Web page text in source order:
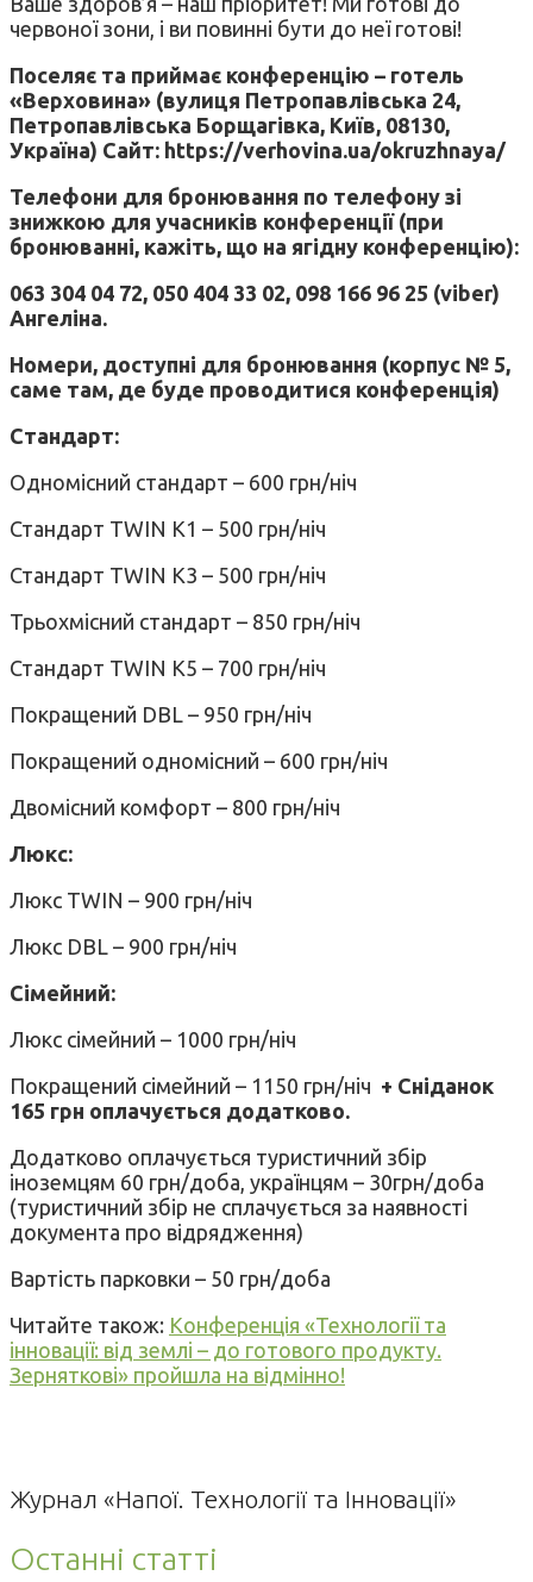
червоної зони, і ви повинні бути до неї готові!
Поселяє та приймає конференцію – готель
«Верховина» (вулиця Петропавлівська 24,
Петропавлівська Борщагівка, Київ, 08130,
Україна) Сайт: https://verhovina.ua/okruzhnaya/
Телефони для бронювання по телефону зі
знижкою для учасників конференції (при
бронюванні, кажіть, що на ягідну конференцію):
063 304 04 72, 050 404 33 02, 098 166 96 25 (viber)
Ангеліна.
Номери, доступні для бронювання (корпус № 5,
саме там, де буде проводитися конференція)
Стандарт:
Одномісний стандарт – 600 грн/ніч
Стандарт TWIN К1 – 500 грн/ніч
Стандарт TWIN К3 – 500 грн/ніч
Трьохмісний стандарт – 850 грн/ніч
Стандарт TWIN К5 – 700 грн/ніч
Покращений DBL – 950 грн/ніч
Покращений одномісний – 600 грн/ніч
Двомісний комфорт – 800 грн/ніч
Люкс:
Люкс TWIN – 900 грн/ніч
Люкс DBL – 900 грн/ніч
Сімейний:
Люкс сімейний – 1000 грн/ніч
Покращений сімейний – 1150 грн/ніч + Сніданок
165 грн оплачується додатково.
Додатково оплачується туристичний збір
іноземцям 60 грн/доба, українцям – 30грн/доба
(туристичний збір не сплачується за наявності
документа про відрядження)
Вартість парковки – 50 грн/доба
Читайте також: Конференція «Технології та
інновації: від землі – до готового продукту.
Зерняткові» пройшла на відмінно!
Журнал «Напої. Технології та Інновації»
Останні статті